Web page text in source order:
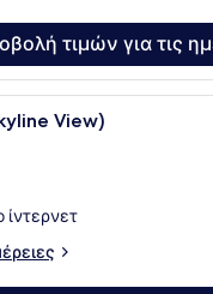
τιμών για τις
Σουίτα
View)